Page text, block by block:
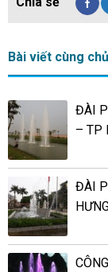
Bài viết cùng
ĐÀI
– TP
ĐÀI